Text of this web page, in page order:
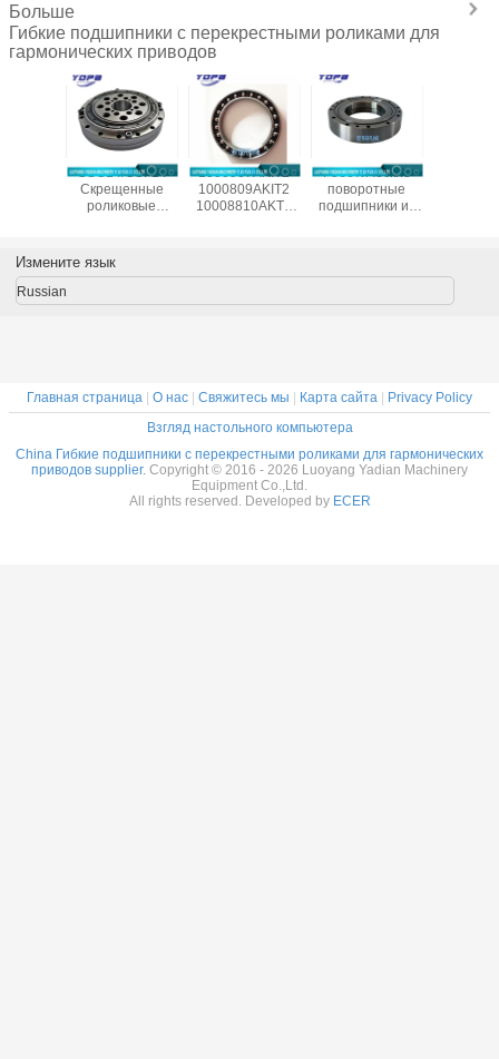
Больше
Гибкие подшипники с перекрестными роликами для
гармонических приводов
Drive,
CSG14/CSF14
Скрещенные
роликовые
привода
редуктора
промышленных
1000907AKIT2
1000809AKIT2
10008810AKT2
гармонического
тонкосекционные
Роботические
поворотные
подшипники из
Измените язык
Russian
Главная страница | О нас | Свяжитесь мы | Карта сайта | Privacy Policy
Взгляд настольного компьютера
China Гибкие подшипники с перекрестными роликами для гармонических
приводов supplier. Copyright © 2016 - 2026 Luoyang Yadian Machinery
Equipment Co.,Ltd.
All rights reserved. Developed by ECER